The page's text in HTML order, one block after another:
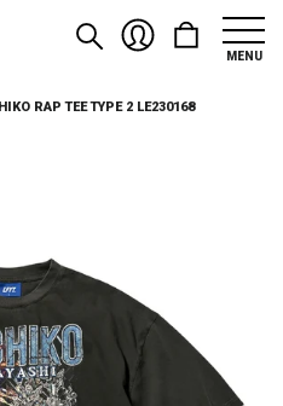
MENU
RAP TEE TYPE 2 LE230168